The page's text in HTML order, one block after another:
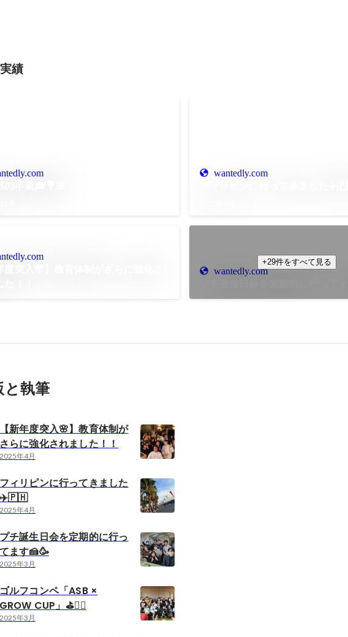
績
wantedly.com
wantedly.com
+29件をすべて見る
と執筆
【新年度突入🌸】教育体制が
さらに強化されました！！
2025年4月
フィリピンに行ってきました
✈️🇵🇭
2025年4月
プチ誕生日会を定期的に行っ
てます🍰🥳
2025年3月
ゴルフコンペ「ASB ×
GROW CUP」⛳️🏌️‍♀️
2025年3月